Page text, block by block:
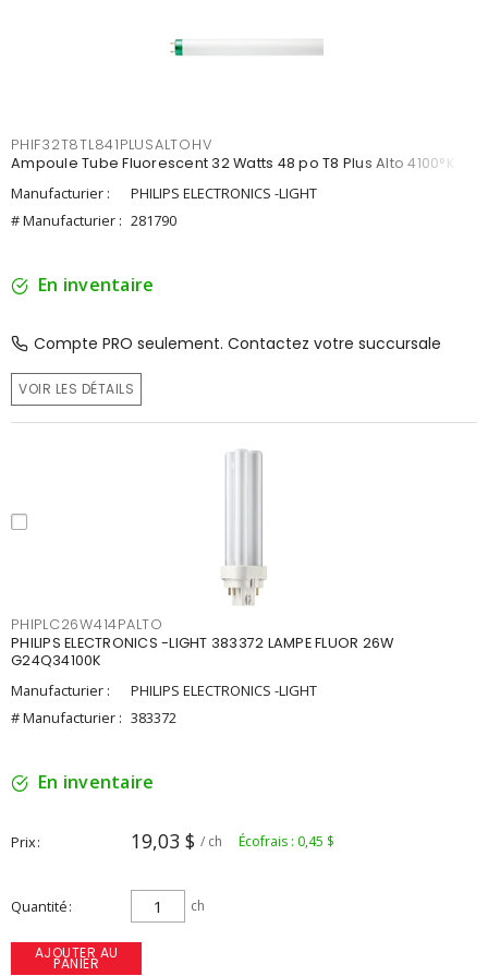
PHIF32T8TL841PLUSALTOHV
Ampoule Tube Fluorescent 32 Watts 48 po T8 Plus Alto 4100°K
Manufacturier :
PHILIPS ELECTRONICS -LIGHT
# Manufacturier : 281790
En inventaire
Compte PRO seulement. Contactez votre succursale
VOIR LES DÉTAILS
PHIPLC26W414PALTO
PHILIPS ELECTRONICS -LIGHT 383372 LAMPE FLUOR 26W
G24Q34100K
Manufacturier :
PHILIPS ELECTRONICS -LIGHT
# Manufacturier : 383372
En inventaire
Prix 19,03 $ / ch Écofrais : 0,45 $
Quantité ch
AJOUTER AU
PANIER